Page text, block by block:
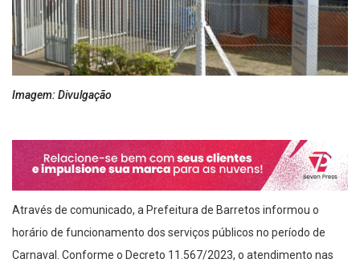
Imagem: Divulgação
Através de comunicado, a Prefeitura de Barretos informou o
horário de funcionamento dos serviços públicos no período de
Carnaval. Conforme o Decreto 11.567/2023, o atendimento nas